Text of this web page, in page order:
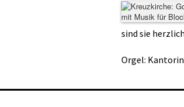
sind sie
Orgel: